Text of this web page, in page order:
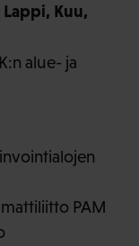
Kuu,
alue- ja
PAM